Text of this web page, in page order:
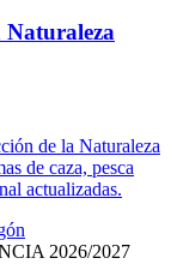
Naturaleza
de la Naturaleza
de caza, pesca
actualizadas.
2026/2027